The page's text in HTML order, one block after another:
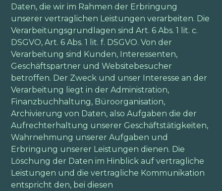
Daten, die wir im Rahmen der Erbringung
unserer vertraglichen Leistungen verarbeiten. Die
Verarbeitungsgrundlagen sind Art. 6 Abs. 1 lit. c.
DSGVO, Art. 6 Abs. 1 lit. f. DSGVO. Von der
Verarbeitung sind Kunden, Interessenten,
Geschäftspartner und Websitebesucher
betroffen. Der Zweck und unser Interesse an der
Verarbeitung liegt in der Administration,
Finanzbuchhaltung, Büroorganisation,
Archivierung von Daten, also Aufgaben die der
Aufrechterhaltung unserer Geschäftstätigkeiten,
Wahrnehmung unserer Aufgaben und
Erbringung unserer Leistungen dienen. Die
Löschung der Daten im Hinblick auf vertragliche
Leistungen und die vertragliche Kommunikation
entspricht den, bei diesen